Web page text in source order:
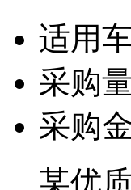
适用
采购量
采购
某优